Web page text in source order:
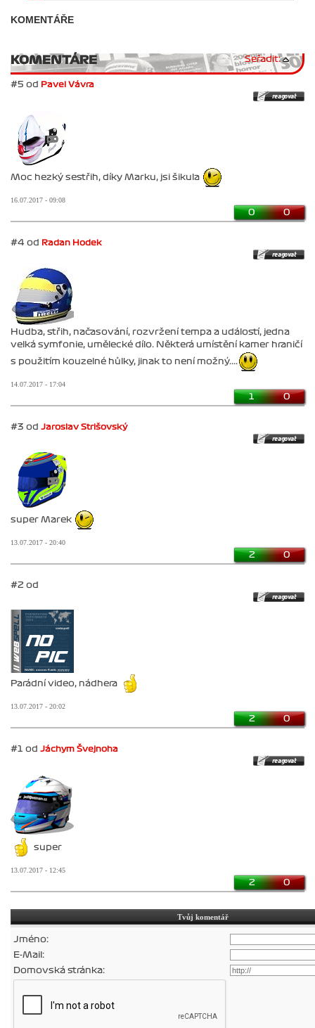
KOMENTÁŘE
KOMENTÁRE Seřadit:
#5 od Pavel Vávra
Moc hezký sestřih, díky Marku, jsi šikula
16.07.2017 - 09:08
0 0
#4 od Radan Hodek
Hudba, střih, načasování, rozvržení tempa a událostí, jedna
velká symfonie, umělecké dílo. Některá umístění kamer hraničí
s použitím kouzelné hůlky, jinak to není možný....
14.07.2017 - 17:04
1 0
#3 od Jaroslav Strišovský
super Marek
13.07.2017 - 20:40
2 0
#2 od
Parádní video, nádhera
13.07.2017 - 20:02
2 0
#1 od Jáchym Švejnoha
super
13.07.2017 - 12:45
2 0
Tvůj komentář
Jméno:
E-Mail:
Domovská stránka: